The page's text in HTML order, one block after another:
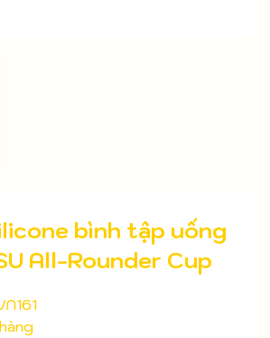
bình tập uống
All-Rounder Cup